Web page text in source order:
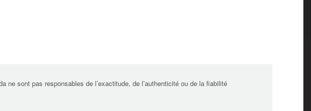
ne sont pas responsables de l’exactitude, de l’authenticité ou de la fiabilité